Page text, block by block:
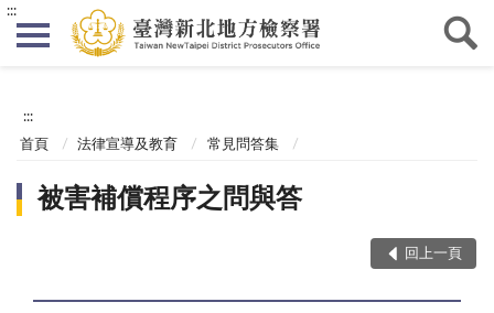
:::
:::
首頁 法律宣導及教育 常見問答集
被害補償程序之問與答
回上一頁